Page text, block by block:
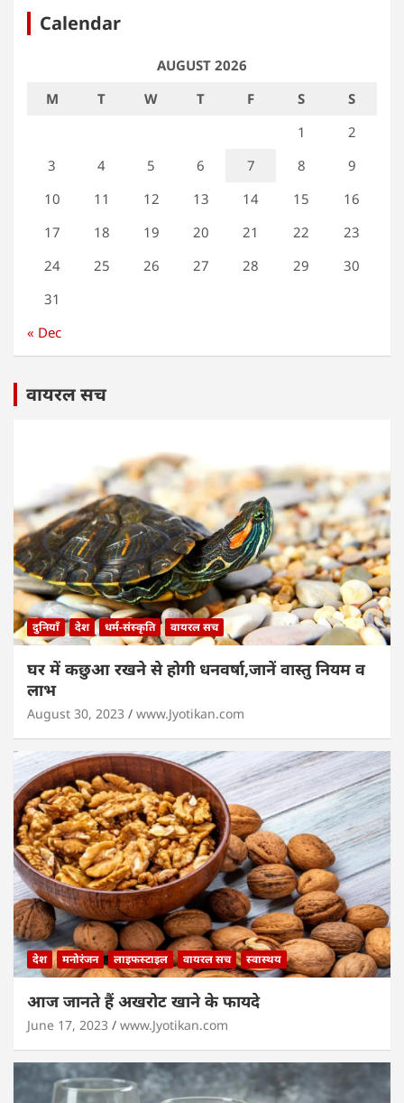
Calendar
AUGUST 2026
M
T W T F S
S
1
2
3
4 5 6 7 8
9
10
11 12 13 14 15
16
17
18 19 20 21 22
23
24
25 26 27 28 29
30
31
« Dec
वायरल सच
दुनियाँ देश धर्म-संस्कृति वायरल सच
घर में कछुआ रखने से होगी धनवर्षा,जानें वास्तु नियम व
लाभ
August 30, 2023 www.Jyotikan.com
देश मनोरंजन लाइफस्टाइल वायरल सच स्वास्थय
आज जानते हैं अखरोट खाने के फायदे
June 17, 2023 www.Jyotikan.com